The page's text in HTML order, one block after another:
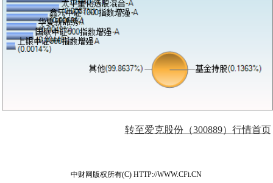
转至爱克股份（300889）行情首页
中财网版权所有(C) HTTP://WWW.CFi.CN